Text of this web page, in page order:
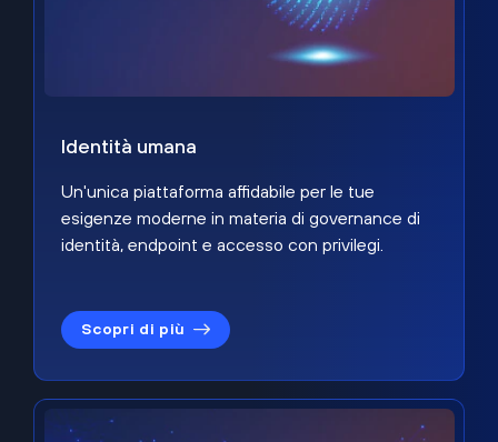
Identità umana
Un'unica piattaforma affidabile per le tue
esigenze moderne in materia di governance di
identità, endpoint e accesso con privilegi.
Scopri di più